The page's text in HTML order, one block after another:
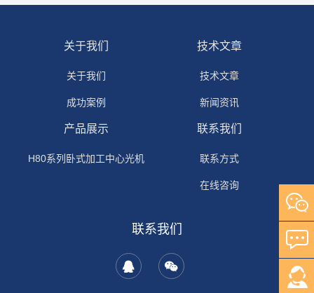
关于我们
关于我们
成功案例
技术文章
技术文章
新闻资讯
产品展示
H80系列卧式加工中心光机
联系我们
联系方式
在线咨询
联系我们